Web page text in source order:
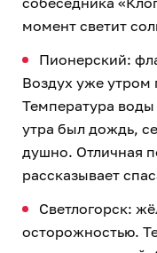
момент светит
Пионерский:
Воздух уже утром
Температура
утра был дождь,
душно. Отличная
рассказывает
Светлогорск:
осторожностью.